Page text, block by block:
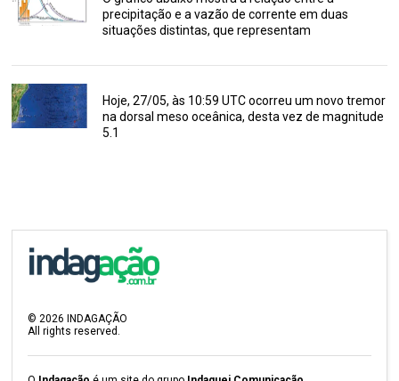
precipitação e a vazão de corrente em duas
situações distintas, que representam
Hoje, 27/05, às 10:59 UTC ocorreu um novo tremor
na dorsal meso oceânica, desta vez de magnitude
5.1
©2026 INDAGAÇÃO
All rights reserved.